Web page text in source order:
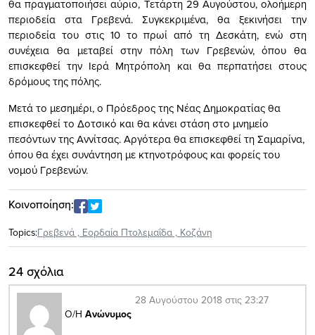
θα πραγματοποιήσει αύριο, Τετάρτη 29 Αυγούστου, ολοήμερη
περιοδεία στα Γρεβενά. Συγκεκριμένα, θα ξεκινήσει την
περιοδεία του στις 10 το πρωί από τη Δεσκάτη, ενώ στη
συνέχεια θα μεταβεί στην πόλη των Γρεβενών, όπου θα
επισκεφθεί την Ιερά Μητρόπολη και θα περπατήσει στους
δρόμους της πόλης.
Μετά το μεσημέρι, ο Πρόεδρος της Νέας Δημοκρατίας θα
επισκεφθεί το Δοτσικό και θα κάνει στάση στο μνημείο
πεσόντων της Αννίτσας. Αργότερα θα επισκεφθεί τη Σαμαρίνα,
όπου θα έχει συνάντηση με κτηνοτρόφους και φορείς του
νομού Γρεβενών.
Κοινοποίηση:
Topics:Γρεβενά , Εορδαία Πτολεμαΐδα , Κοζάνη
24 σχόλια
Ο/Η Ανώνυμος
28 Αυγούστου 2018 στις 23:27